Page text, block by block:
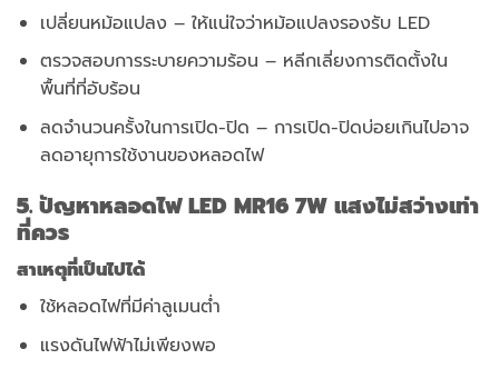
เปลี่ยนหม้อแปลง – ให้แน่ใจว่าหม้อแปลงรองรับ LED
ตรวจสอบการระบายความร้อน – หลีกเลี่ยงการติดตั้งใน
พื้นที่ที่อับร้อน
ลดจำนวนครั้งในการเปิด-ปิด – การเปิด-ปิดบ่อยเกินไปอาจ
ลดอายุการใช้งานของหลอดไฟ
5. ปัญหาหลอดไฟ LED MR16 7W แสงไม่สว่างเท่า
ที่ควร
สาเหตุที่เป็นไปได้
ใช้หลอดไฟที่มีค่าลูเมนต่ำ
แรงดันไฟฟ้าไม่เพียงพอ